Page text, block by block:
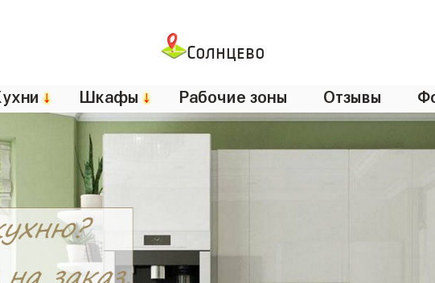
Солнцево
↓ Шкафы↓ Рабочие зоны Отзывы